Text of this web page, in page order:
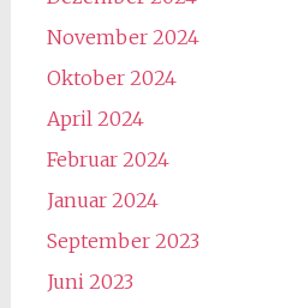
November 2024
Oktober 2024
April 2024
Februar 2024
Januar 2024
September 2023
Juni 2023